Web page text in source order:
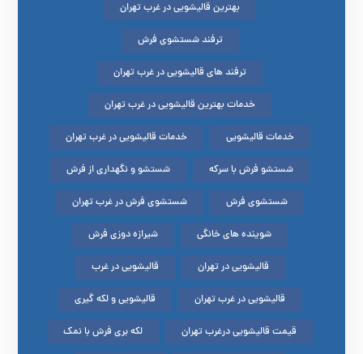
بهترین قالیشویی در غرب تهران
ترفند شستشوی فرش
ترفند های قالیشویی در غرب تهران
خدمات بهترین قالیشویی در غرب تهران
خدمات قالیشویی خدمات قالیشویی در غرب تهران
شستشو فرش با سرکه شستشو و نگهداری از فرش
شستشوی فرش شستشوی فرش در غرب تهران
شوینده های خانگی شیرازه دوزی فرش
قالیشویی در تهران قالیشویی در غرب
قالیشویی در غرب تهران قالیشویی و لکه گیری
قیمت قالیشویی درغرب تهران لکه بری فرش با نمک